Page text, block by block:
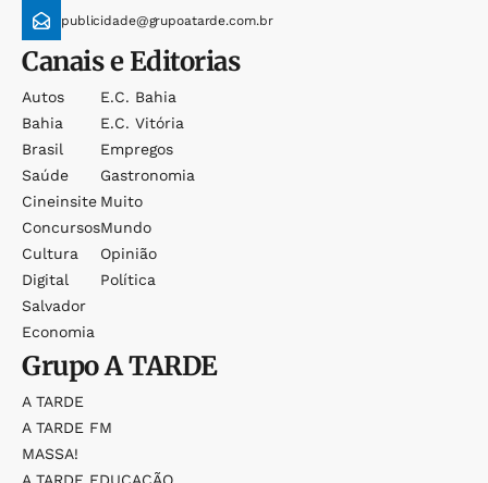
publicidade@grupoatarde.com.br
Canais e Editorias
Autos
Bahia
Brasil
Saúde
Cineinsite
Concursos
Cultura
Digital
Salvador
Economia
E.c. Bahia
E.c. Vitória
Empregos
Gastronomia
Muito
Mundo
Opinião
Política
GrupoA TARDE
A TARDE
A TARDE FM
MASSA!